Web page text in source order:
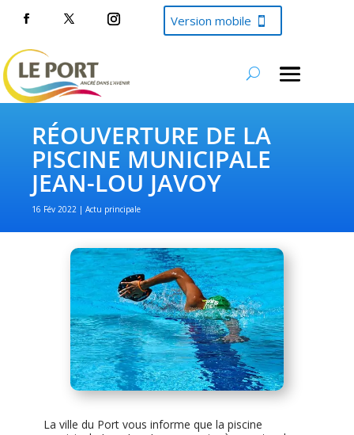
Version mobile
RÉOUVERTURE DE LA
PISCINE MUNICIPALE
JEAN-LOU JAVOY
16 Fév 2022 Actu principale
La ville du Port vous informe que la piscine